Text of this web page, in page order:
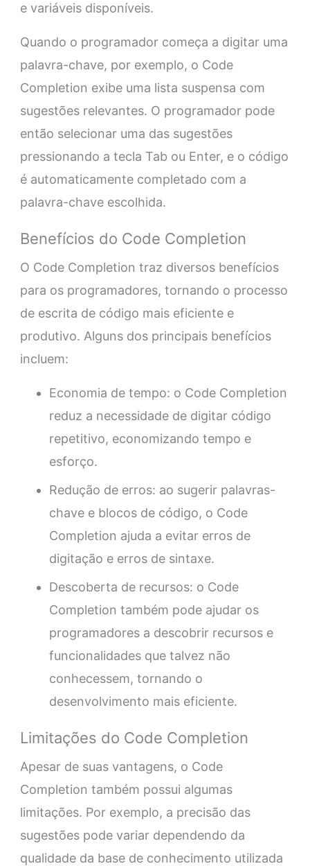
e variáveis disponíveis.
Quando o programador começa a digitar uma
palavra-chave, por exemplo, o Code
Completion exibe uma lista suspensa com
sugestões relevantes. O programador pode
então selecionar uma das sugestões
pressionando a tecla Tab ou Enter, e o código
é automaticamente completado com a
palavra-chave escolhida.
Benefícios do Code Completion
O Code Completion traz diversos benefícios
para os programadores, tornando o processo
de escrita de código mais eficiente e
produtivo. Alguns dos principais benefícios
incluem:
Economia de tempo: o Code Completion
reduz a necessidade de digitar código
repetitivo, economizando tempo e
esforço.
Redução de erros: ao sugerir palavras-
chave e blocos de código, o Code
Completion ajuda a evitar erros de
digitação e erros de sintaxe.
Descoberta de recursos: o Code
Completion também pode ajudar os
programadores a descobrir recursos e
funcionalidades que talvez não
conhecessem, tornando o
desenvolvimento mais eficiente.
Limitações do Code Completion
Apesar de suas vantagens, o Code
Completion também possui algumas
limitações. Por exemplo, a precisão das
sugestões pode variar dependendo da
qualidade da base de conhecimento utilizada